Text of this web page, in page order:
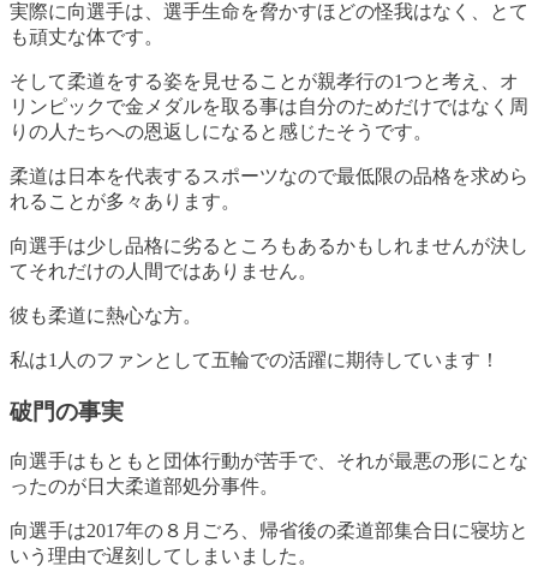
実際に向選手は、選手生命を脅かすほどの怪我はなく、とて
も頑丈な体です。
そして柔道をする姿を見せることが親孝行の1つと考え、オ
リンピックで金メダルを取る事は自分のためだけではなく周
りの人たちへの恩返しになると感じたそうです。
柔道は日本を代表するスポーツなので最低限の品格を求めら
れることが多々あります。
向選手は少し品格に劣るところもあるかもしれませんが決し
てそれだけの人間ではありません。
彼も柔道に熱心な方。
私は1人のファンとして五輪での活躍に期待しています！
破門の事実
向選手はもともと団体行動が苦手で、それが最悪の形にとな
ったのが日大柔道部処分事件。
向選手は2017年の８月ごろ、帰省後の柔道部集合日に寝坊と
いう理由で遅刻してしまいました。